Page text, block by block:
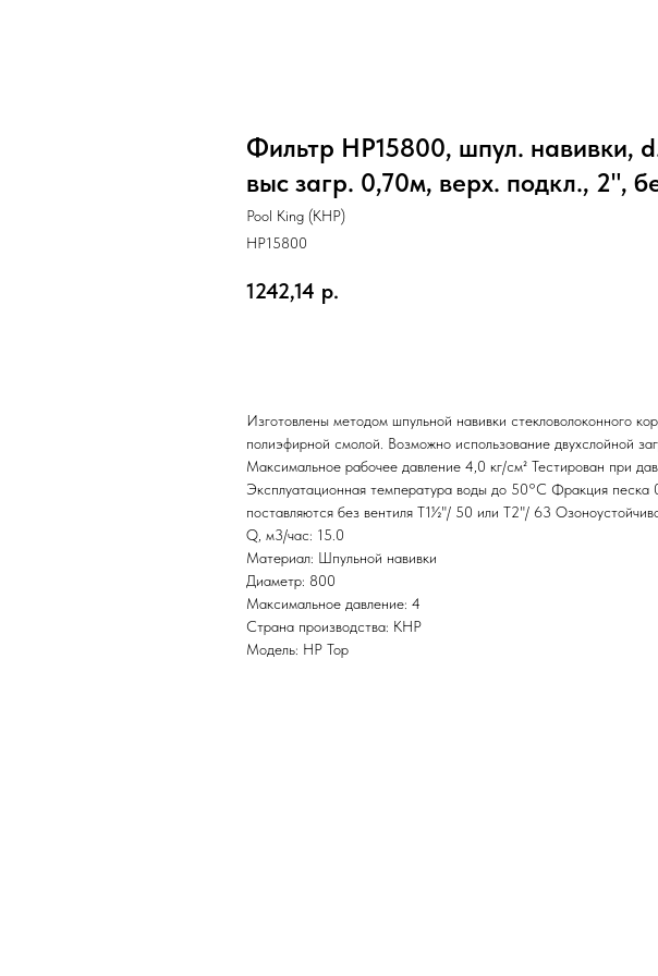
Фильтр НР15800, шпул. навивки,
выс загр. 0,70м, верх. подкл., 2",
Pool King (КНР)
HP15800
1242,14 р.
Изготовлены методом шпульной навивки стекловолоконного
полиэфирной смолой. Возможно использование двухслойной
Максимальное рабочее давление 4,0 кг/см² Тестирован при
Эксплуатационная температура воды до 50°С Фракция
поставляются без вентиля T1½"/ 50 или T2"/ 63
Q, м3/час: 15.0
Материал: Шпульной навивки
Диаметр: 800
Максимальное давление: 4
Страна производства: КНР
Модель: HP Top